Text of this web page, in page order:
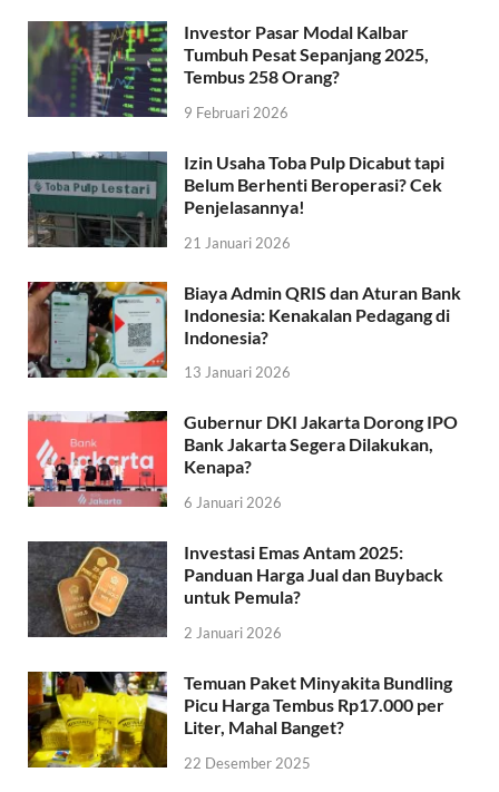
Investor Pasar Modal Kalbar
Tumbuh Pesat Sepanjang 2025,
Tembus 258 Orang?
9 Februari 2026
Izin Usaha Toba Pulp Dicabut tapi
Belum Berhenti Beroperasi? Cek
Penjelasannya!
21 Januari 2026
Biaya Admin QRIS dan Aturan Bank
Indonesia: Kenakalan Pedagang di
Indonesia?
13 Januari 2026
Gubernur DKI Jakarta Dorong IPO
Bank Jakarta Segera Dilakukan,
Kenapa?
6 Januari 2026
Investasi Emas Antam 2025:
Panduan Harga Jual dan Buyback
untuk Pemula?
2 Januari 2026
Temuan Paket Minyakita Bundling
Picu Harga Tembus Rp17.000 per
Liter, Mahal Banget?
22 Desember 2025